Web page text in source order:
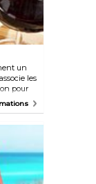
un
les
pour
le
lieu.